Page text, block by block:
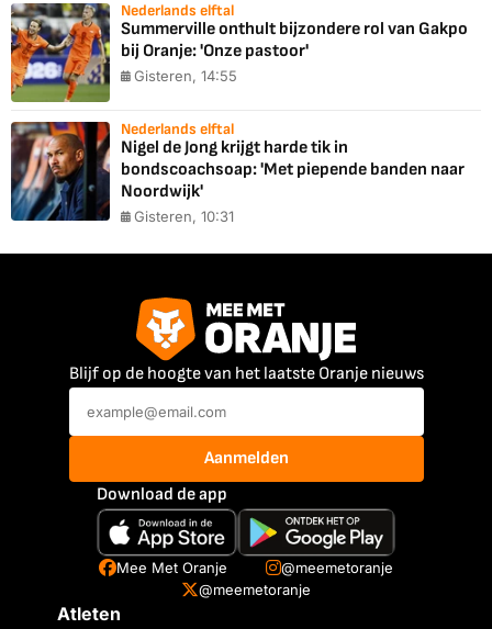
Nederlands elftal
Summerville onthult bijzondere rol van Gakpo
bij Oranje: 'Onze pastoor'
Gisteren, 14:55
Nederlands elftal
Nigel de Jong krijgt harde tik in
bondscoachsoap: 'Met piepende banden naar
Noordwijk'
Gisteren, 10:31
Blijf op de hoogte van het laatste Oranje nieuws
Aanmelden
Download de app
Mee Met Oranje
@meemetoranje
@meemetoranje
Atleten